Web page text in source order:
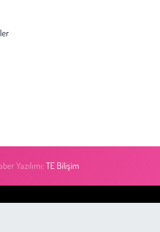
Yazılımı:TE Bilişim